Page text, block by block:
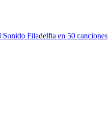
Filadelfia en 50 canciones